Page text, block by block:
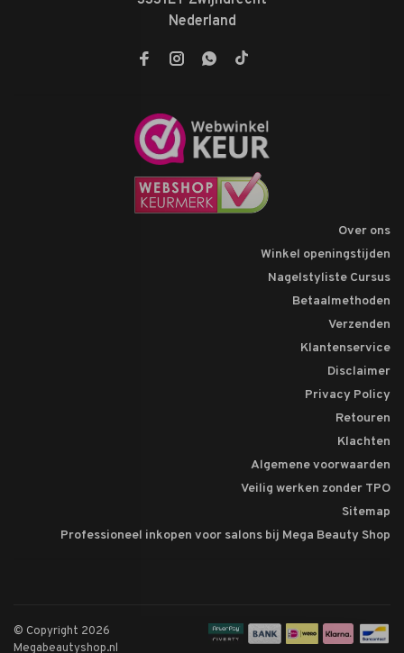
Nederland
Over ons
Winkel openingstijden
Nagelstyliste Cursus
Betaalmethoden
Verzenden
Klantenservice
Disclaimer
Privacy Policy
Retouren
Klachten
Algemene voorwaarden
Veilig werken zonder TPO
Sitemap
Professioneel inkopen voor salons bij Mega Beauty Shop
© Copyright 2026
Megabeautyshop.nl